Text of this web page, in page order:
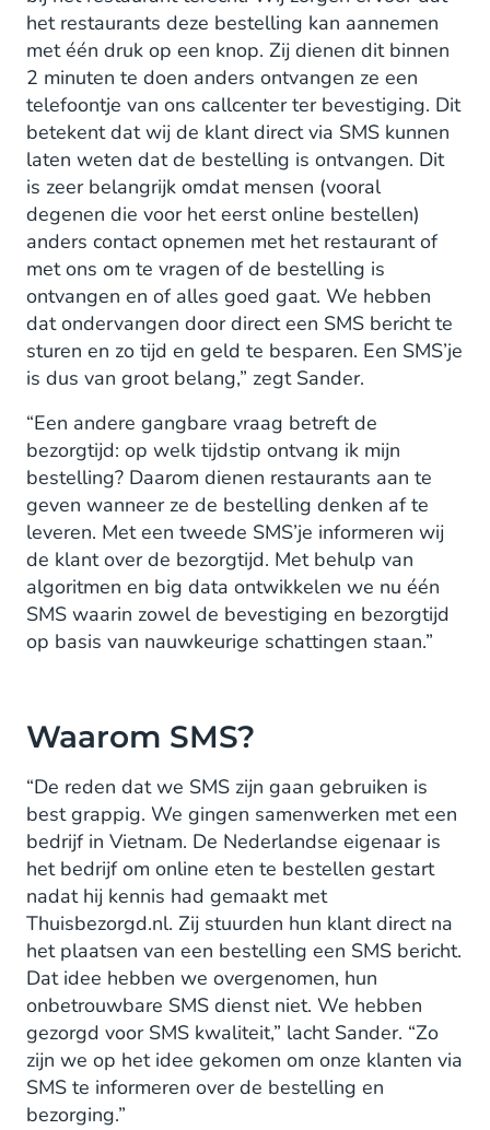
het restaurants deze bestelling kan aannemen
met één druk op een knop. Zij dienen dit binnen
2 minuten te doen anders ontvangen ze een
telefoontje van ons callcenter ter bevestiging. Dit
betekent dat wij de klant direct via SMS kunnen
laten weten dat de bestelling is ontvangen. Dit
is zeer belangrijk omdat mensen (vooral
degenen die voor het eerst online bestellen)
anders contact opnemen met het restaurant of
met ons om te vragen of de bestelling is
ontvangen en of alles goed gaat. We hebben
dat ondervangen door direct een SMS bericht te
sturen en zo tijd en geld te besparen. Een SMS’je
is dus van groot belang,” zegt Sander.
“Een andere gangbare vraag betreft de
bezorgtijd: op welk tijdstip ontvang ik mijn
bestelling? Daarom dienen restaurants aan te
geven wanneer ze de bestelling denken af te
leveren. Met een tweede SMS’je informeren wij
de klant over de bezorgtijd. Met behulp van
algoritmen en big data ontwikkelen we nu één
SMS waarin zowel de bevestiging en bezorgtijd
op basis van nauwkeurige schattingen staan.”
Waarom SMS?
“De reden dat we SMS zijn gaan gebruiken is
best grappig. We gingen samenwerken met een
bedrijf in Vietnam. De Nederlandse eigenaar is
het bedrijf om online eten te bestellen gestart
nadat hij kennis had gemaakt met
Thuisbezorgd.nl. Zij stuurden hun klant direct na
het plaatsen van een bestelling een SMS bericht.
Dat idee hebben we overgenomen, hun
onbetrouwbare SMS dienst niet. We hebben
gezorgd voor SMS kwaliteit,” lacht Sander. “Zo
zijn we op het idee gekomen om onze klanten via
SMS te informeren over de bestelling en
bezorging.”